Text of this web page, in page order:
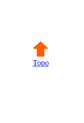
Topo